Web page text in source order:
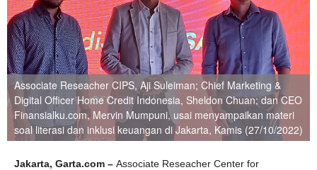
Associate Reseacher CIPS, Aji Suleiman; Chief Marketing &
Digital Officer Home Credit Indonesia, Sheldon Chuan; dan CEO
Finansialku.com, Mervin Mumpuni, usai menyampaikan materi
soal literasi dan inklusi keuangan di Jakarta, Kamis (27/10/2022)
Jakarta, Garta.com – Associate Reseacher Center for